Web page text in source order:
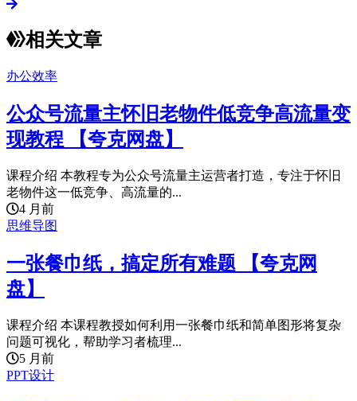
相关文章
办公效率
公众号流量主怀旧老物件低竞争高流量变
现教程 【夸克网盘】
课程介绍 本教程专为公众号流量主运营者打造，专注于怀旧
老物件这一低竞争、高流量的...
4 月前
思维导图
一张餐巾纸，搞定所有难题 【夸克网
盘】
课程介绍 本课程教授如何利用一张餐巾纸和简单图形将复杂
问题可视化，帮助学习者梳理...
5 月前
PPT设计